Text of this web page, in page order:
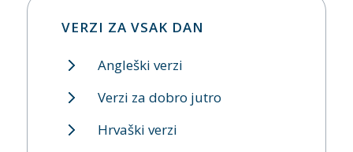
VERZI ZA VSAK DAN
Angleški verzi
Verzi za dobro jutro
Hrvaški verzi